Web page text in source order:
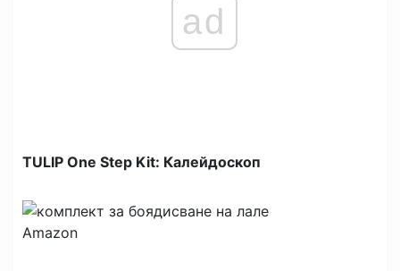
ad
TULIP One Step Kit: Калейдоскоп
Amazon